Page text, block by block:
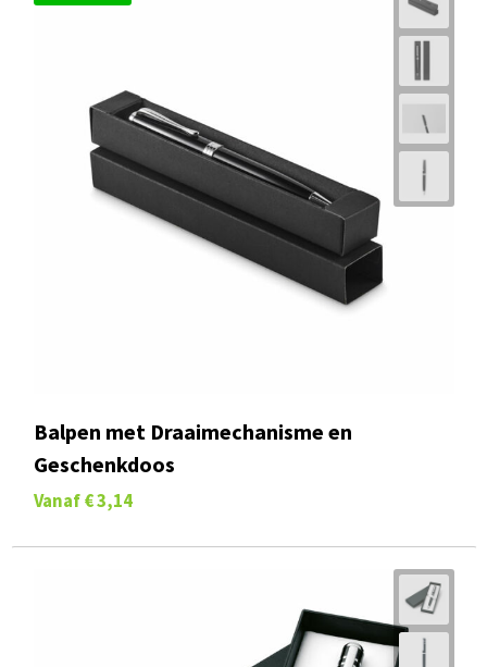
Balpen met Draaimechanisme en
Geschenkdoos
Vanaf € 3,14